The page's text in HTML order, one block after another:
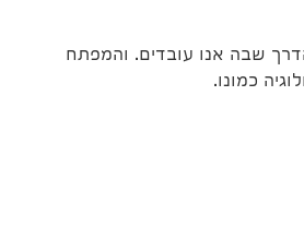
שבה אנו עובדים. והמפתח
כמונו.